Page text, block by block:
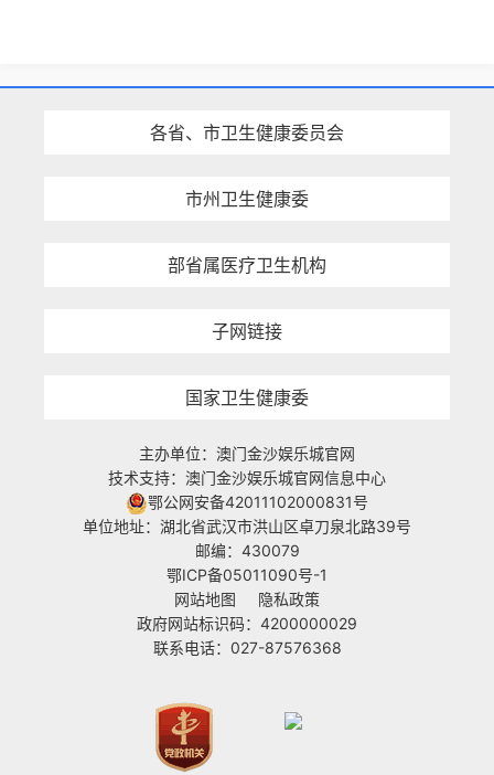
各省、市卫生健康委员会
市州卫生健康委
部省属医疗卫生机构
子网链接
国家卫生健康委
主办单位：澳门金沙娱乐城官网
技术支持：澳门金沙娱乐城官网信息中心
鄂公网安备42011102000831号
单位地址：湖北省武汉市洪山区卓刀泉北路39号
邮编：430079
鄂ICP备05011090号-1
网站地图
隐私政策
政府网站标识码：4200000029
联系电话：027-87576368